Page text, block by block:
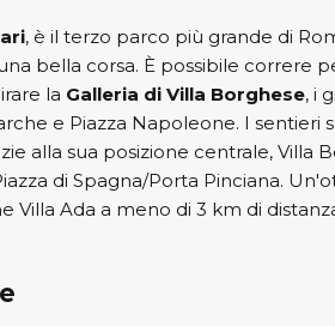
, è il terzo parco più grande di
bella corsa. È possibile correre
la Galleria di Villa Borghese, i
e Piazza Napoleone. I sentieri
alla sua posizione centrale, Villa
di Spagna/Porta Pinciana.
Villa Ada a meno di 3 km di